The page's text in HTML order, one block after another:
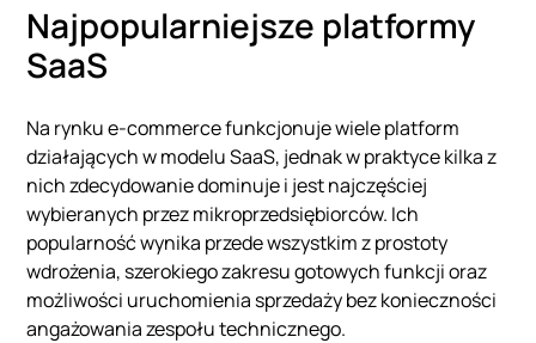
Najpopularniejsze platformy
SaaS
Na rynku e-commerce funkcjonuje wiele platform
działających w modelu SaaS, jednak w praktyce kilka z
nich zdecydowanie dominuje i jest najczęściej
wybieranych przez mikroprzedsiębiorców. Ich
popularność wynika przede wszystkim z prostoty
wdrożenia, szerokiego zakresu gotowych funkcji oraz
możliwości uruchomienia sprzedaży bez konieczności
angażowania zespołu technicznego.